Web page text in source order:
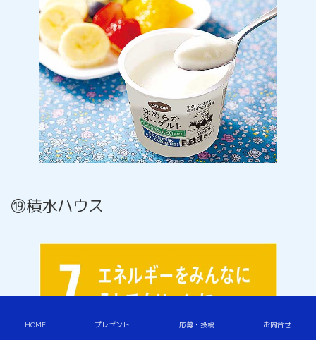
⑲積水ハウス
HOME プレゼント 応募・投稿 お問合せ